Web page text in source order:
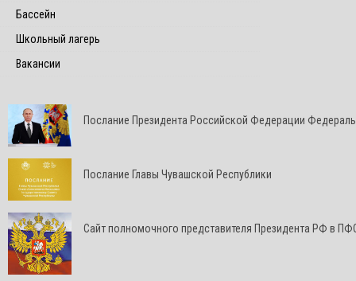
Бассейн
Школьный лагерь
Вакансии
Послание Президента Российской Федерации
Послание Главы Чувашской Республики
Cайт полномочного представителя Президента РФ в